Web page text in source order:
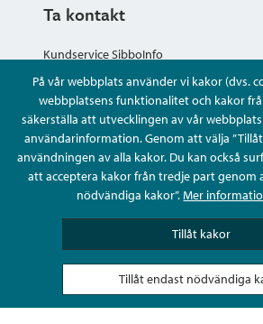
På vår webbplats använder vi kakor (dvs.
webbplatsens funktionalitet och kakor
säkerställa att utvecklingen av vår
användarinformation. Genom att välja
användningen av alla kakor. Du kan också
att acceptera kakor från tredje part genom
nödvändiga kakor”.Mer
Tillåt kakor
Tillåt endast nödvändiga
Ta kontakt
Kundservice SibboInfo
Ge anonym respons
Ställ en fråga eller sköta ditt ärende
Kontaktuppgifter